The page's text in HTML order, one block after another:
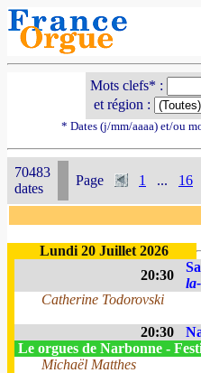
Mots clefs* :
et région :
* Dates (j/mm/aaaa) et/ou
70483
dates
Page 1 ... 16
Lundi 20 Juillet 2026
20:30
Catherine Todorovski
20:30
Le orgues de Narbonne -
Michaël Matthes